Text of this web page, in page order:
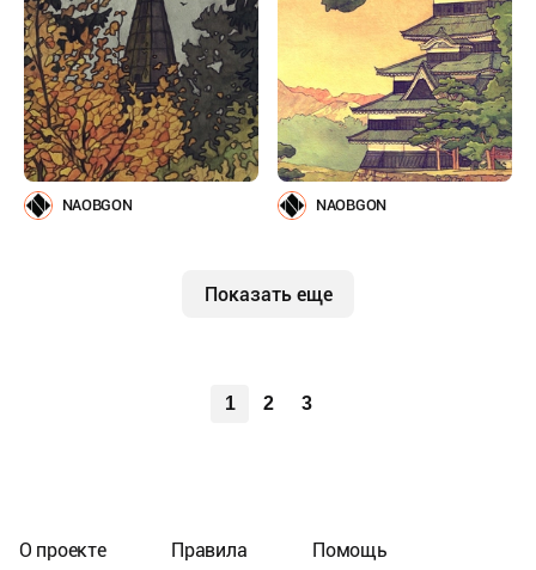
NAOBGON NAOBGON
Показать еще
1 2 3
О проекте Правила Помощь